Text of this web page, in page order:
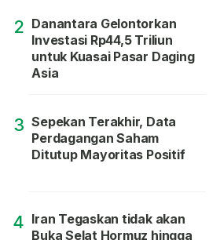
2 Danantara Gelontorkan
Investasi Rp44,5 Triliun
untuk Kuasai Pasar Daging
Asia
3 Sepekan Terakhir, Data
Perdagangan Saham
Ditutup Mayoritas Positif
4 Iran Tegaskan tidak akan
Buka Selat Hormuz hingga